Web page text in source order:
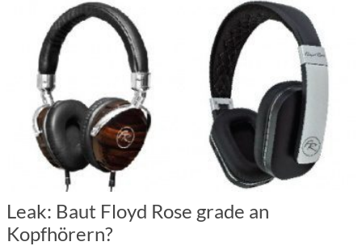
Leak: Baut Floyd Rose grade an
Kopfhörern?